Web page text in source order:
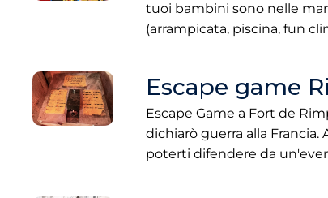
tuoi bambini sono nelle
(arrampicata, piscina, fun
Escape game
Escape Game a Fort de
dichiarò guerra alla
poterti difendere da